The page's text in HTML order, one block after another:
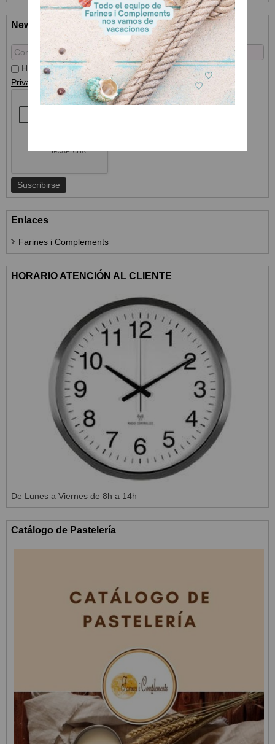
Newsletter
He leído y acepto el Tratamiento de datosy laPolítica de
Privacidad
Enlaces
Farines i Complements
HORARIO ATENCIÓN AL CLIENTE
De Lunes a Viernes de 8h a 14h
Catálogo de Pastelería